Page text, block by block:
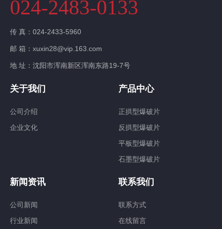
024-2483-0133
传 真：024-2433-5960
邮 箱：xuxin28@vip.163.com
地 址：沈阳市浑南新区浑南东路19-7号
关于我们
公司介绍
企业文化
产品中心
正拱型爆破片
反拱型爆破片
平板型爆破片
石墨型爆破片
新闻资讯
公司新闻
行业新闻
联系我们
联系方式
在线留言